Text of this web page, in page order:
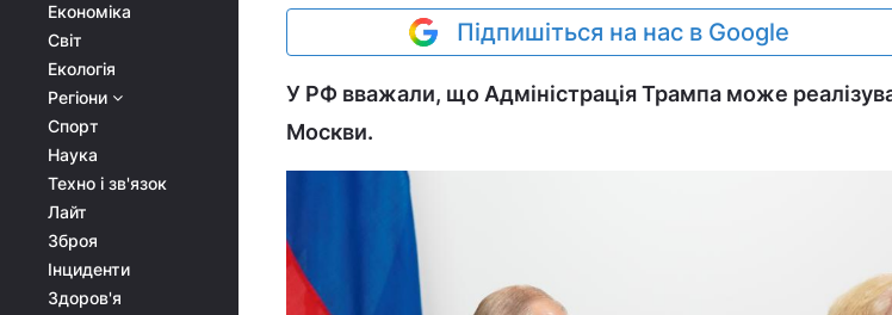
Економіка
Світ
Екологія
Регіони
Спорт
Наука
Техно і зв'язок
Лайт
Зброя
Інциденти
Здоров'я
Підпишіться на нас в Google
У РФ вважали, що Адміністрація Трампа може
Москви.